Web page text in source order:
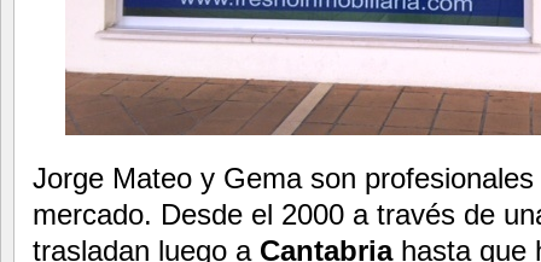
Jorge Mateo y Gema son
mercado. Desde el 2000 a través de
trasladan luego a Cantabria hasta que